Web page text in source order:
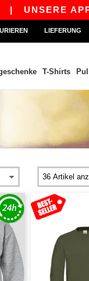
APP IST
LIEFERUNG
T-Shirts